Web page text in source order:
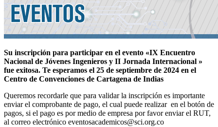
Su inscripción para participar en el evento «IX Encuentro
Nacional de Jóvenes Ingenieros y II Jornada Internacional »
fue exitosa. Te esperamos el 25 de septiembre de 2024 en el
Centro de Convenciones de Cartagena de Indias
Queremos recordarle que para validar la inscripción es importante
enviar el comprobante de pago, el cual puede realizar en el botón de
pagos, si el pago es por medio de empresa por favor enviar el RUT,
al correo electrónico eventosacademicos@sci.org.co